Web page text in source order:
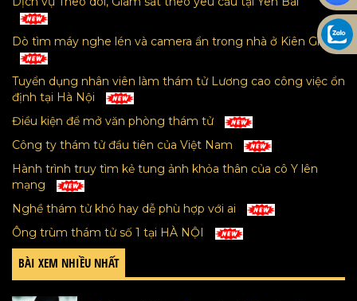
Dò tìm máy nghe lén và camera ẩn trong nhà ở Kiên Giang
Tuyển dụng nhân viên làm thám tử Lương cao công việc ổn
định tại Hà Nội
Điều kiện để mở văn phòng thám tử
Công ty thám tử đầu tiên của Việt Nam
Hành trình truy tìm kẻ tung ảnh khỏa thân của cô Y lên
mạng
Nghề thám tử khó hay dễ phù hợp với ai
Ông trùm thám tử số 1 tại HÀ NỘI
BÀI XEM NHIỀU NHẤT